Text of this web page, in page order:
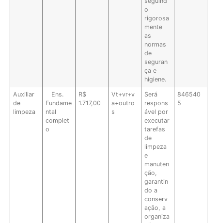
o
rigorosa
mente
as
normas
de
seguran
ça e
higiene.
Auxiliar
de
limpeza
Ens.
Fundame
ntal
complet
o
R$
1.717,00
Vt+vr+v
a+outro
s
Será
respons
ável por
executar
tarefas
de
limpeza
e
manuten
ção,
garantin
do a
conserv
ação, a
organiza
846540
5